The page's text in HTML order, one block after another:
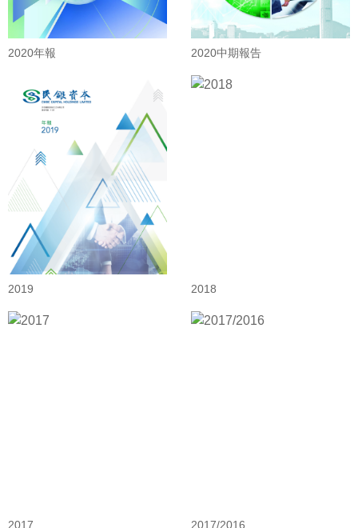
2020年報 2020中期報告
2019 2018
2017 2017/2016